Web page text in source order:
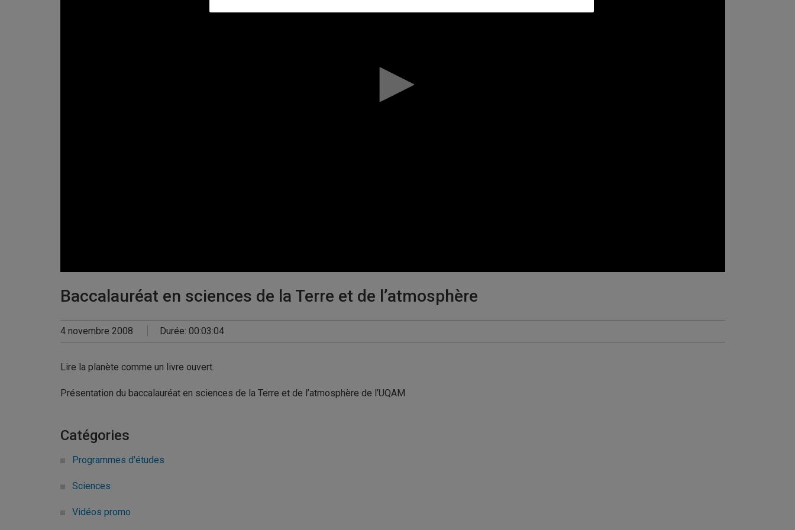
of
0
90%
Baccalauréat en sciences de la Terre et de l’atmosphère
4 novembre 2008 Durée: 00:03:04
Lire la planète comme un livre ouvert.
Présentation du baccalauréat en sciences de la Terre et de l’atmosphère de l’UQAM.
Catégories
Programmes d'études
Sciences
Vidéos promo